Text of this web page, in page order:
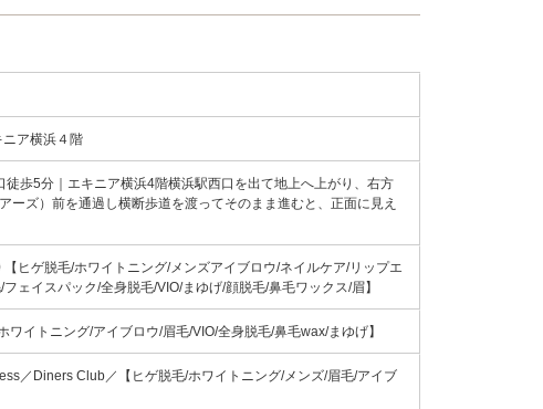
ア横浜４階
徒歩5分｜エキニア横浜4階横浜駅西口を出て地上へ上がり、右方
ーズ）前を通過し横断歩道を渡ってそのまま進むと、正面に見え
ヒゲ脱毛/ホワイトニング/メンズアイブロウ/ネイルケア/リップエ
ェイスパック/全身脱毛/VIO/まゆげ/顔脱毛/鼻毛ワックス/眉】
ワイトニング/アイブロウ/眉毛/VIO/全身脱毛/鼻毛wax/まゆげ】
／Diners Club／【ヒゲ脱毛/ホワイトニング/メンズ/眉毛/アイブ